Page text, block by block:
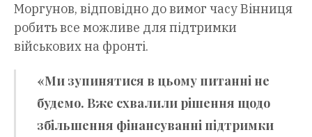
Моргунов, відповідно до вимог часу Вінниця
робить все можливе для підтримки
військових на фронті.
«Ми зупинятися в цьому питанні не
будемо. Вже схвалили рішення щодо
збільшення фінансуванні підтримки